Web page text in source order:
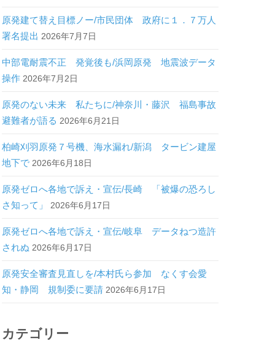
原発建て替え目標ノー/市民団体 政府に１．７万人
署名提出 2026年7月7日
中部電耐震不正 発覚後も/浜岡原発 地震波データ
操作 2026年7月2日
原発のない未来 私たちに/神奈川・藤沢 福島事故
避難者が語る 2026年6月21日
柏崎刈羽原発７号機、海水漏れ/新潟 タービン建屋
地下で 2026年6月18日
原発ゼロへ各地で訴え・宣伝/長崎 「被爆の恐ろし
さ知って」
2026年6月17日
原発ゼロへ各地で訴え・宣伝/岐阜 データねつ造許
されぬ 2026年6月17日
原発安全審査見直しを/本村氏ら参加 なくす会愛
知・静岡 規制委に要請 2026年6月17日
カテゴリー